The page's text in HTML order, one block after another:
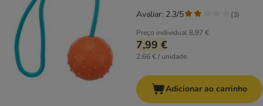
Preço individual8,97 €
7,99 €
2,66 € / unidade
Avaliar: 2.3/5 (3)
Adicionar ao carrinho